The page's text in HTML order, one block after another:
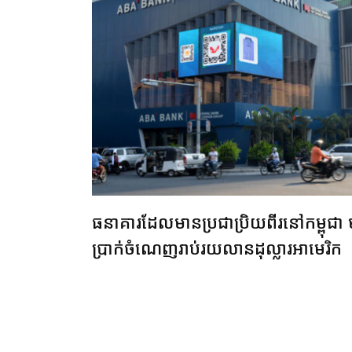
ធនាគារ​ដែលមានប្រជា​ប្រិយ​ពីរ​​នៅកម្ពុជា​
ប្រាក់ចំណេញរាប់រយ​លានដុល្លារ​អាមេរិក​